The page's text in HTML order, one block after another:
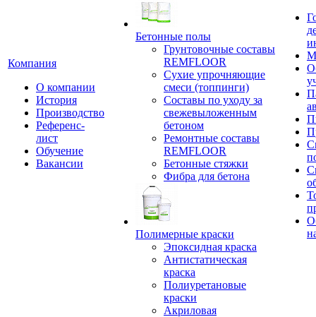
Компания
О компании
История
Производство
Референс-
лист
Обучение
Вакансии
Бетонные полы
Грунтовочные составы
REMFLOOR
Сухие упрочняющие
смеси (топпинги)
Составы по уходу за
свежевыложенным
бетоном
Ремонтные составы
REMFLOOR
Бетонные стяжки
Фибра для бетона
Полимерные краски
Эпоксидная краска
Антистатическая
краска
Полиуретановые
краски
Акриловая